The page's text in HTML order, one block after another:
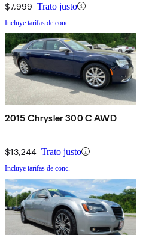
$7,999 Trato justo
Incluye tarifas de conc.
2015 Chrysler 300 C AWD
$13,244 Trato justo
Incluye tarifas de conc.